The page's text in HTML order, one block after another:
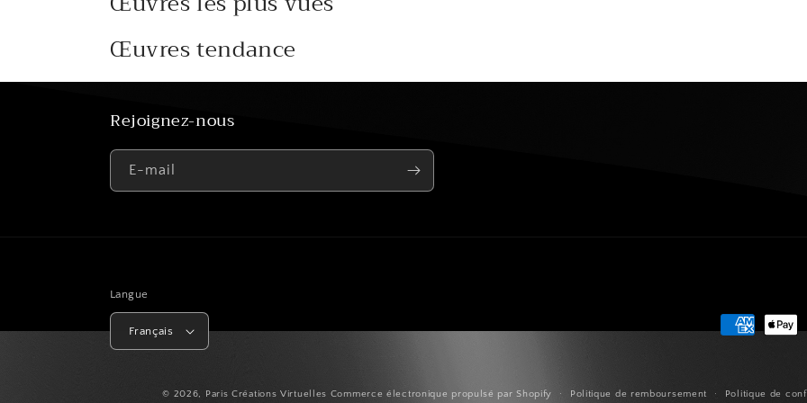
Œuvres tendance
Rejoignez-nous
E-mail
Langue
Français
Moyens
© 2026, Paris Créations Virtuelles Commerce électronique propulsé par Shopify Politique de remboursement Politique de